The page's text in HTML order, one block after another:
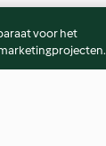
voor het